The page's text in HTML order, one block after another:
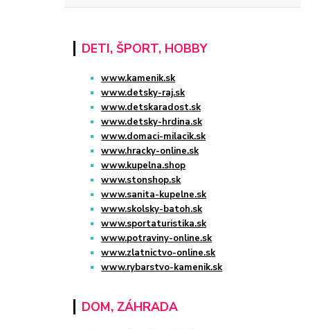
DETI, ŠPORT, HOBBY
www.kamenik.sk
www.detsky-raj.sk
www.detskaradost.sk
www.detsky-hrdina.sk
www.domaci-milacik.sk
www.hracky-online.sk
www.kupelna.shop
www.stonshop.sk
www.sanita-kupelne.sk
www.skolsky-batoh.sk
www.sportaturistika.sk
www.potraviny-online.sk
www.zlatnictvo-online.sk
www.rybarstvo-kamenik.sk
DOM, ZÁHRADA